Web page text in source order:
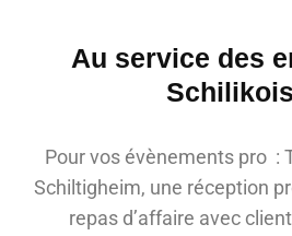
Au service des
Pour vos évènements pro :
Schiltigheim, une réception
repas d’affaire avec